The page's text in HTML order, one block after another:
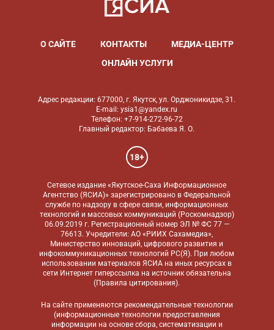
О САЙТЕ КОНТАКТЫ
МЕДИА-ЦЕНТР
ОНЛАЙН УСЛУГИ
Адрес редакции: 677000, г. Якутск, ул. Орджоникидзе, 31.
E-mail: ysia1@yandex.ru
Телефон: +7-914-272-96-72
Главный редактор: Бабаева Я. О.
18+
Сетевое издание «Якутское-Саха Информационное
Агентство (ЯСИА)» зарегистрировано в Федеральной
службе по надзору в сфере связи, информационных
технологий и массовых коммуникаций (Роскомнадзор)
06.09.2019 г. Регистрационный номер ЭЛ № ФС 77 —
76613. Учредители: АО «РИИХ Сахамедиа»,
Министерство инноваций, цифрового развития и
инфокоммуникационных технологий РС(Я). При любом
использовании материалов ЯСИА на иных ресурсах в
сети Интернет гиперссылка на источник обязательна
(Правила цитирования).
На сайте применяются рекомендательные технологии
(информационные технологии предоставления
информации на основе сбора, систематизации и